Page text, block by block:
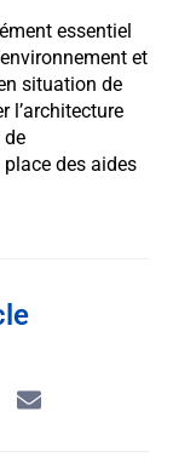
essentiel
et
situation de
l’architecture
de
des aides